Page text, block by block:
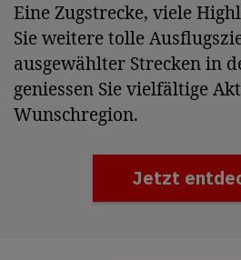
Eine Zugstrecke, viele
Sie weitere tolle
ausgewählter Strecken in
geniessen Sie vielfältige
Wunschregion.
Jetzt